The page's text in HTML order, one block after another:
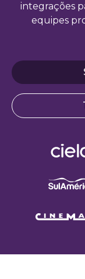
integrações
equipes